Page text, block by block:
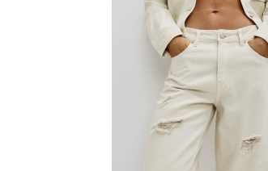
странице
товара.